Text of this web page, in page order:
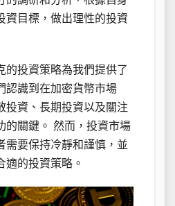
資目標，做出理性的投資
的投資策略為我們提供了
認識到在加密貨幣市場
投資、長期投資以及關注
的關鍵。 然而，投資市場
需要保持冷靜和謹慎，並
適的投資策略。